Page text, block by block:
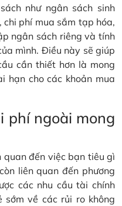
như ngân sách sinh
chi phí mua sắm tạp hóa,
ngân sách riêng và tính
mình. Điều này sẽ giúp
cần thiết hơn là mong
hạn cho các khoản mua
phí ngoài mong
quan đến việc bạn tiêu gì
liên quan đến phương
các nhu cầu tài chính
về các rủi ro không